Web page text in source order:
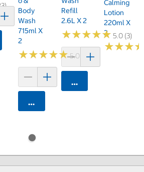
담기
Body
Wash
715ml X
2
★★★★★
★★★★★5.0 (12)
카트에 담기
Refill
2.6L X 2
★★★★★
★★★★★ 5.0 (3)
카트에 담기
Calming
Lotion
220ml X
2
★★★
★★★